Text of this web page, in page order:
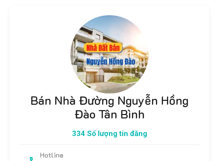
Bán Nhà Đường Nguyễn Hồng
Đào Tân Bình
334 Số lượng tin đăng
Hotline